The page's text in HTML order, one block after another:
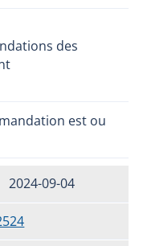
des
est ou
2024-09-04